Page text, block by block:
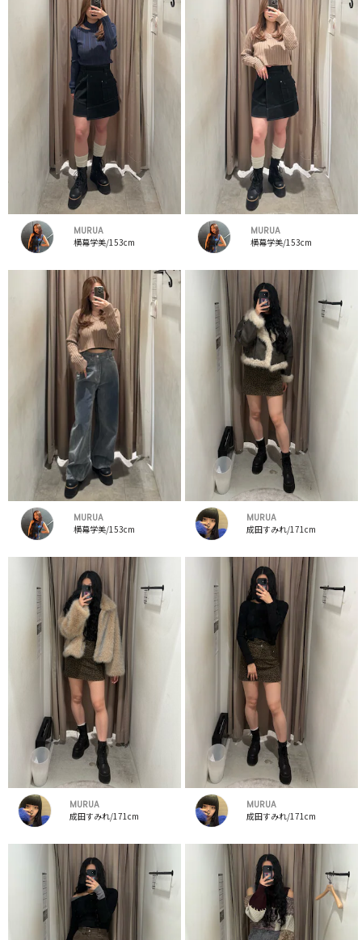
MURUA
横幕学美/153cm
MURUA
横幕学美/153cm
MURUA
横幕学美/153cm
MURUA
成田すみれ/171cm
MURUA
成田すみれ/171cm
MURUA
成田すみれ/171cm